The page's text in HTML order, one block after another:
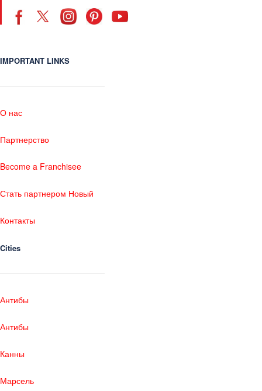
IMPORTANT LINKS
О нас
Партнерство
Become a Franchisee
Стать партнером Новый
Контакты
Cities
Антибы
Антибы
Канны
Марсель